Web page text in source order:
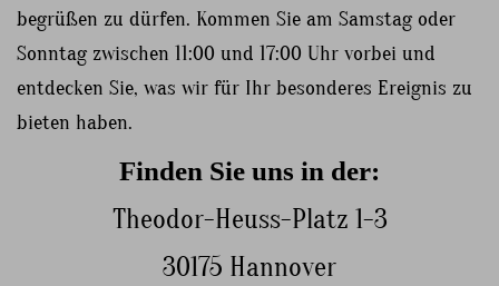
begrüßen zu dürfen. Kommen Sie am Samstag oder
Sonntag zwischen 11:00 und 17:00 Uhr vorbei und
entdecken Sie, was wir für Ihr besonderes Ereignis zu
bieten haben.
Finden Sie uns in der:
Theodor-Heuss-Platz 1-3
30175 Hannover